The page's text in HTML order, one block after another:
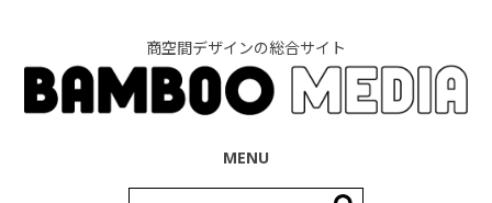
商空間デザインの総合サイト
MENU